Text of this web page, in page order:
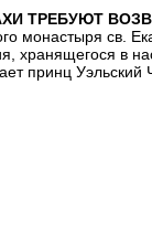
ТРЕБУЮТ
монастыря св.
хранящегося в
принц Уэльский